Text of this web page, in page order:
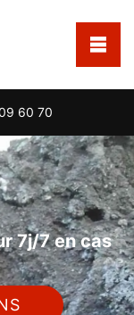
60 70
7j/7 en cas